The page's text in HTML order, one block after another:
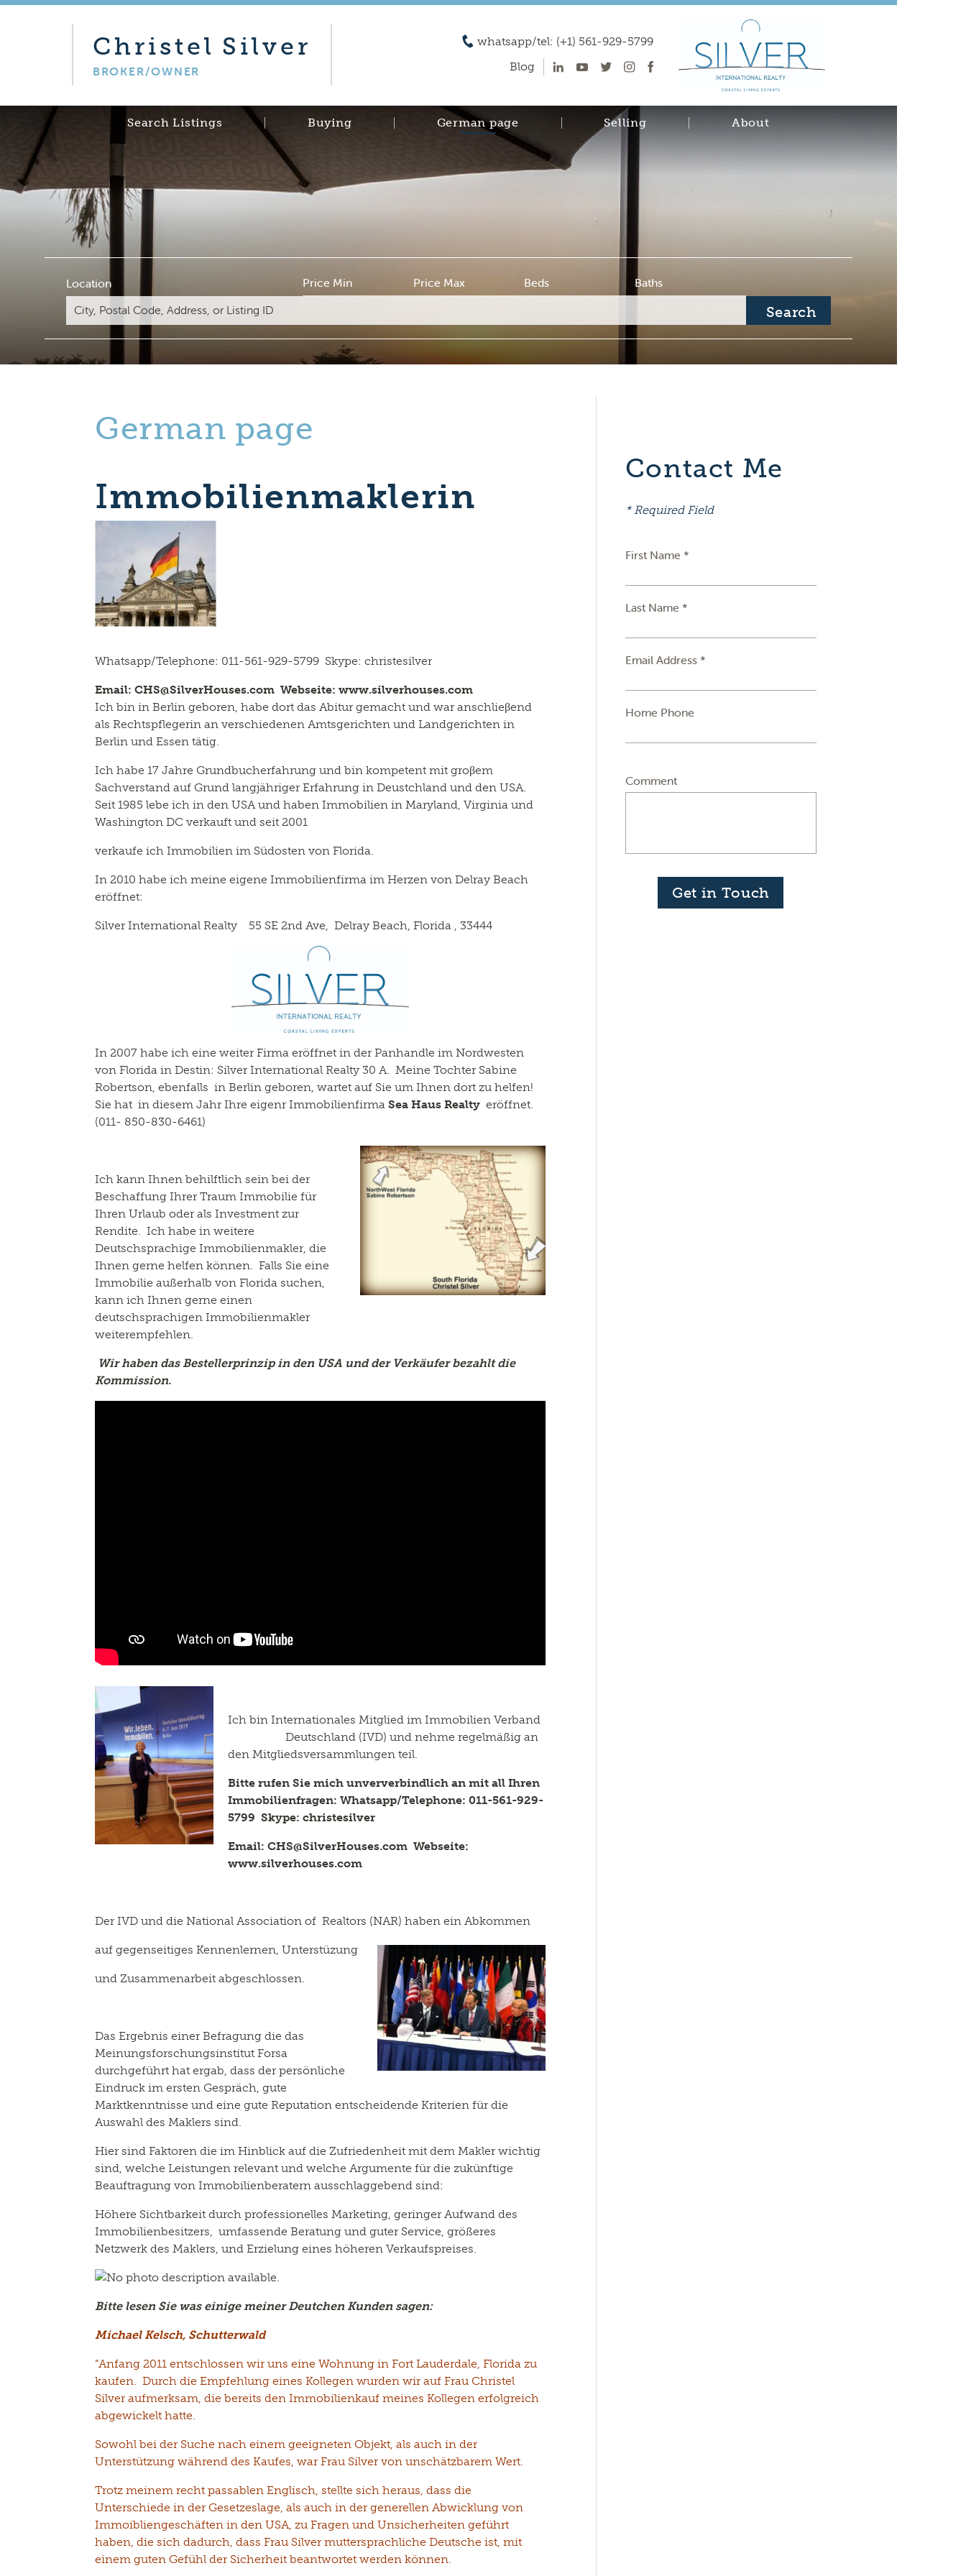
Christel Silver
BROKER/OWNER
whatsapp/tel: (+1) 561-929-5799
Blog
Search Listings Buying German page Selling About
Location Price Min Price Max Beds Baths
Search
German page
Immobilienmaklerin
Whatsapp/Telephone: 011-561-929-5799 Skype: christesilver
Email: CHS@SilverHouses.com Webseite: www.silverhouses.com
Ich bin in Berlin geboren, habe dort das Abitur gemacht und war anschlieβend
als Rechtspflegerin an verschiedenen Amtsgerichten und Landgerichten in
Berlin und Essen tätig.
Ich habe 17 Jahre Grundbucherfahrung und bin kompetent mit groβem
Sachverstand auf Grund langjähriger Erfahrung in Deustchland und den USA.
Seit 1985 lebe ich in den USA und haben Immobilien in Maryland, Virginia und
Washington DC verkauft und seit 2001
verkaufe ich Immobilien im Südosten von Florida.
In 2010 habe ich meine eigene Immobilienfirma im Herzen von Delray Beach
eröffnet:
Silver International Realty 55 SE 2nd Ave, Delray Beach, Florida , 33444
In 2007 habe ich eine weiter Firma eröffnet in der Panhandle im Nordwesten
von Florida in Destin: Silver International Realty 30 A. Meine Tochter Sabine
Robertson, ebenfalls in Berlin geboren, wartet auf Sie um Ihnen dort zu helfen!
Sie hat in diesem Jahr Ihre eigenr ImmobilienfirmaSea Haus Realty eröffnet.
(011- 850-830-6461)
Ich kann Ihnen behilftlich sein bei der
Beschaffung Ihrer Traum Immobilie für
Ihren Urlaub oder als Investment zur
Rendite. Ich habe in weitere
Deutschsprachige Immobilienmakler, die
Ihnen gerne helfen können. Falls Sie eine
Immobilie außerhalb von Florida suchen,
kann ich Ihnen gerne einen
deutschsprachigen Immobilienmakler
weiterempfehlen.
Wirhaben das Bestellerprinzip in den USA und der Verkäufer bezahlt die
Kommission.
Ich bin Internationales Mitglied im Immobilien Verband
Deutschland (IVD) und nehme regelmäßig an
den Mitgliedsversammlungen teil.
Bitte rufen Sie mich unververbindlich an mit all Ihren
Immobilienfragen: Whatsapp/Telephone: 011-561-929-
5799 Skype: christesilver
Email: CHS@SilverHouses.com Webseite:
www.silverhouses.com
Der IVD und die National Association of Realtors (NAR) haben ein Abkommen
auf gegenseitiges Kennenlernen, Unterstüzung
und Zusammenarbeit abgeschlossen.
Das Ergebnis einer Befragung die das
Meinungsforschungsinstitut Forsa
durchgeführt hat ergab, dass der persönliche
Eindruck im ersten Gespräch, gute
Marktkenntnisse und eine gute Reputation entscheidende Kriterien für die
Auswahl des Maklers sind.
Hier sind Faktoren die im Hinblick auf die Zufriedenheit mit dem Makler wichtig
sind, welche Leistungen relevant und welche Argumente für die zukünftige
Beauftragung von Immobilienberatern ausschlaggebend sind:
Höhere Sichtbarkeit durch professionelles Marketing, geringer Aufwand des
Immobilienbesitzers, umfassende Beratung und guter Service, größeres
Netzwerk des Maklers, und Erzielung eines höheren Verkaufspreises.
Bitte lesen Sie was einige meiner Deutchen Kunden sagen:
Michael Kelsch, Schutterwald
“Anfang 2011 entschlossen wir uns eine Wohnung in Fort Lauderdale, Florida zu
kaufen. Durch die Empfehlung eines Kollegen wurden wir auf Frau Christel
Silver aufmerksam, die bereits den Immobilienkauf meines Kollegen erfolgreich
abgewickelt hatte.
Sowohl bei der Suche nach einem geeigneten Objekt, als auch in der
Unterstützung während des Kaufes, war Frau Silver von unschätzbarem Wert.
Trotz meinem recht passablen Englisch, stellte sich heraus, dass die
Unterschiede in der Gesetzeslage, als auch in der generellen Abwicklung von
Immoibliengeschäften in den USA, zu Fragen und Unsicherheiten geführt
haben, die sich dadurch, dass Frau Silver muttersprachliche Deutsche ist, mit
einem guten Gefühl der Sicherheit beantwortet werden können.
Contact Me
* Required Field
First Name *
Last Name *
Email Address *
Home Phone
Comment
Get in Touch